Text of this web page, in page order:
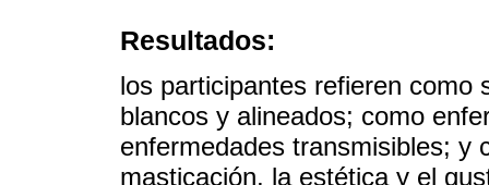
Resultados:
los participantes refieren como
blancos y alineados; como
enfermedades transmisibles; y
masticación, la estética y el